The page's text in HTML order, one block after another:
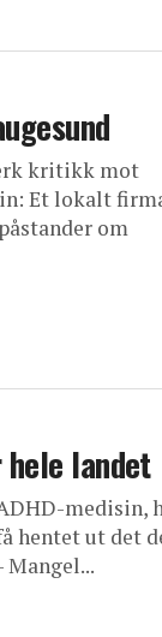
kritikk mot
Et lokalt
om
hele landet
medisin,
hentet ut det